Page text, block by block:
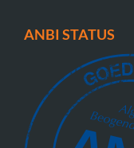
ANBI STATUS